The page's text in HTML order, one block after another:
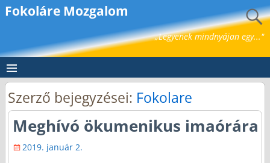
Fokoláre Mozgalom
„Legyenek mindnyájan egy..."
Szerző bejegyzései: Fokolare
Meghívó ökumenikus imaórára
2019. január 2.